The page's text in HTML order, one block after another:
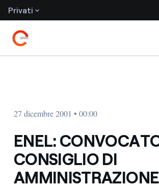
Privati
27 dicembre 2001 • 00:00
ENEL:
CONSIGLIO DI
AMMINISTRAZIONE